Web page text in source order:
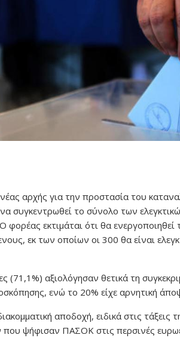
αρχής για την προστασία του
συγκεντρωθεί το σύνολο των
εκτιμάται ότι θα ενεργοποιηθεί
εκ των οποίων οι 300 θα είναι
(71,1%) αξιολόγησαν θετικά τη
ενώ το 20% είχε αρνητική
αποδοχή, ειδικά στις τάξεις
ψήφισαν ΠΑΣΟΚ στις περσινές